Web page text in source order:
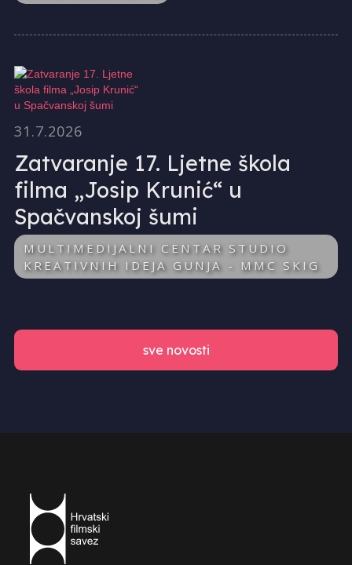
31.7.2026
Zatvaranje 17. Ljetne škola
filma „Josip Krunić“ u
Spačvanskoj šumi
MULTIMEDIJALNI CENTAR STUDIO
KREATIVNIH IDEJA GUNJA - MMC SKIG
sve novosti